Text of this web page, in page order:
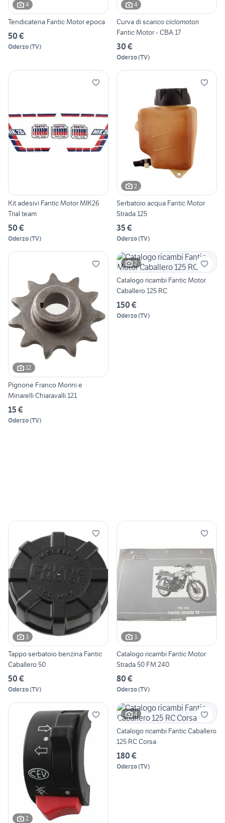
4
Tendicatena Fantic Motor epoca
50 €
Oderzo(TV)
4
Curva di scarico ciclomotori
Fantic Motor - CBA 17
30 €
Oderzo(TV)
Kit adesivi Fantic Motor MIK26
Trial team
50 €
Oderzo(TV)
2
Serbatoio acqua Fantic Motor
Strada 125
35 €
Oderzo(TV)
12
Pignone Franco Morini e
Minarelli Chiaravalli 121
15 €
Oderzo(TV)
2
Catalogo ricambi Fantic Motor
Caballero 125 RC
150 €
Oderzo(TV)
3
Tappo serbatoio benzina Fantic
Caballero 50
50 €
Oderzo(TV)
3
Catalogo ricambi Fantic Motor
Strada 50 FM 240
80 €
Oderzo(TV)
2
4
Catalogo ricambi Fantic Caballero
125 RC Corsa
180 €
Oderzo(TV)